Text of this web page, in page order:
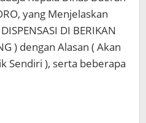
yang Menjelaskan
DI BERIKAN
) dengan Alasan ( Akan
Sendiri ), serta beberapa